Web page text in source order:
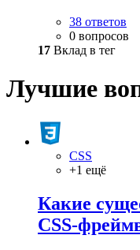
38 ответов
0 вопросов
17 Вклад в тег
Лучшие
CSS
+1 ещё
Какие
CSS-